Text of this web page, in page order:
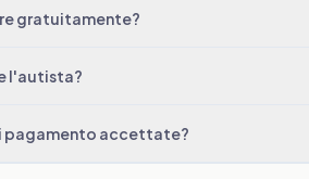
gratuitamente?
l'autista?
pagamento accettate?